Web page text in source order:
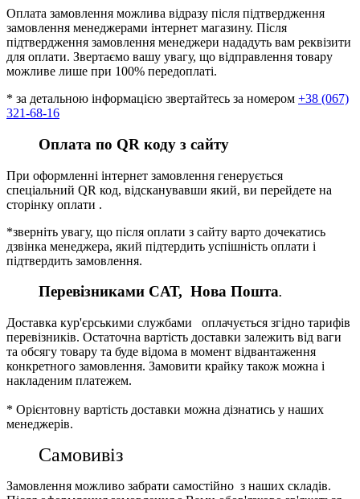
Оплата замовлення можлива відразу після підтвердження
замовлення менеджерами інтернет магазину. Після
підтвердження замовлення менеджери нададуть вам реквізити
для оплати. Звертаємо вашу увагу, що відправлення товару
можливе лише при 100% передоплаті.
* за детальною інформацією звертайтесь за номером +38 (067)
321-68-16
Оплата по QR коду з сайту
При оформленні інтернет замовлення генерується
спеціальний QR код, відсканувавши який, ви перейдете на
сторінку оплати .
*зверніть увагу, що після оплати з сайту варто дочекатись
дзвінка менеджера, який підтердить успішність оплати і
підтвердить замовлення.
Перевізниками CАТ, Нова Пошта.
Доставка кур'єрськими службами оплачується згідно тарифів
перевізників. Остаточна вартість доставки залежить від ваги
та обсягу товару та буде відома в момент відвантаження
конкретного замовлення. Замовити крайку також можна і
накладеним платежем.
* Орієнтовну вартість доставки можна дізнатись у наших
менеджерів.
Самовивіз
Замовлення можливо забрати самостійно з наших складів.